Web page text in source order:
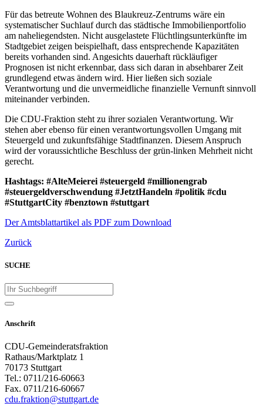
Für das betreute Wohnen des Blaukreuz-Zentrums wäre ein
systematischer Suchlauf durch das städtische Immobilienportfolio
am naheliegendsten. Nicht ausgelastete Flüchtlingsunterkünfte im
Stadtgebiet zeigen beispielhaft, dass entsprechende Kapazitäten
bereits vorhanden sind. Angesichts dauerhaft rückläufiger
Prognosen ist nicht erkennbar, dass sich daran in absehbarer Zeit
grundlegend etwas ändern wird. Hier ließen sich soziale
Verantwortung und die unvermeidliche finanzielle Vernunft sinnvoll
miteinander verbinden.
Die CDU-Fraktion steht zu ihrer sozialen Verantwortung. Wir
stehen aber ebenso für einen verantwortungsvollen Umgang mit
Steuergeld und zukunftsfähige Stadtfinanzen. Diesem Anspruch
wird der voraussichtliche Beschluss der grün-linken Mehrheit nicht
gerecht.
Hashtags: #AlteMeierei #steuergeld #millionengrab
#steuergeldverschwendung #JetztHandeln #politik #cdu
#StuttgartCity #benztown #stuttgart
Der Amtsblattartikel als PDF zum Download
Zurück
SUCHE
Anschrift
CDU-Gemeinderatsfraktion
Rathaus/Marktplatz 1
70173 Stuttgart
Tel.: 0711/216-60663
Fax. 0711/216-60667
cdu.fraktion@stuttgart.de